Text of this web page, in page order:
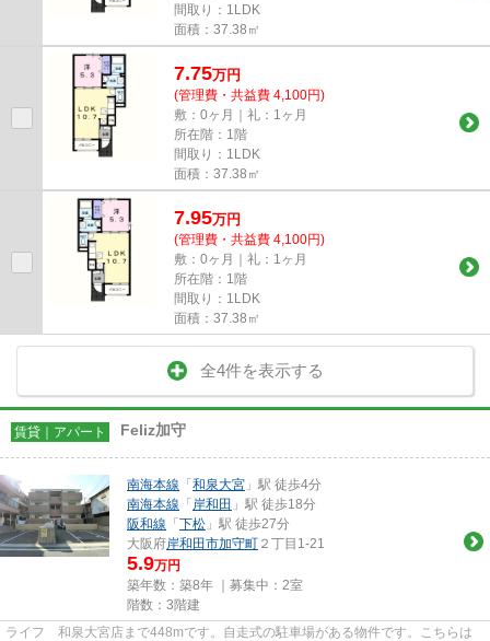
間取り：1LDK
面積：37.38㎡
7.75万円
(管理費・共益費 4,100円)
敷：0ヶ月｜礼：1ヶ月
所在階：1階
間取り：1LDK
面積：37.38㎡
7.95万円
(管理費・共益費 4,100円)
敷：0ヶ月｜礼：1ヶ月
所在階：1階
間取り：1LDK
面積：37.38㎡
全4件を表示する
賃貸｜アパート Feliz加守
南海本線 「 和泉大宮 」駅 徒歩4分
南海本線 「 岸和田 」駅 徒歩18分
阪和線 「 下松 」駅 徒歩27分
大阪府岸和田市加守町 ２丁目1-21
5.9万円
築年数：築8年 ｜募集中： 2室
階数：3階建
ライフ 和泉大宮店まで448mです。自走式の駐車場がある物件です。こちらは